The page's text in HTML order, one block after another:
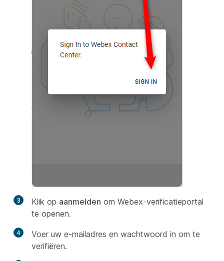
3 Klik op aanmelden om Webex-verificatieportal
te openen.
4
Voer uw e-mailadres en wachtwoord in om te
verifiëren.